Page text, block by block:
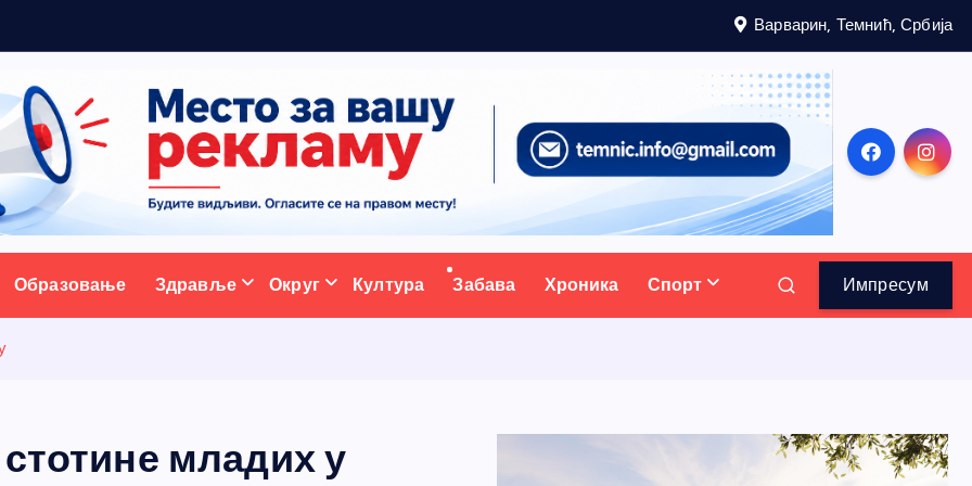
Варварин, Темнић, Србија
портал
Образовање Здравље Округ Култура Забава Хроника Спорт Импресум
младих у